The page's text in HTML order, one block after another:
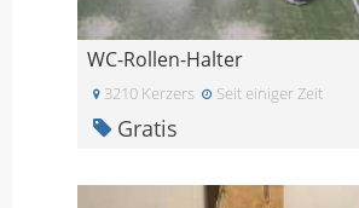
WC-Rollen-Halter
3210 Kerzers Seit einiger Zeit
Gratis